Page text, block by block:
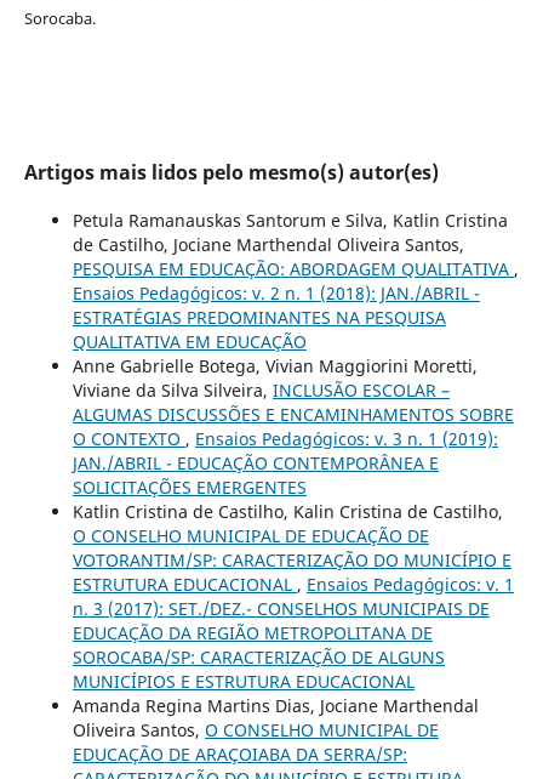
Sorocaba.
Artigos mais lidos pelo mesmo(s) autor(es)
Petula Ramanauskas Santorum e Silva, Katlin Cristina
de Castilho, Jociane Marthendal Oliveira Santos,
PESQUISA EM EDUCAÇÃO: ABORDAGEM QUALITATIVA ,
Ensaios Pedagógicos: v. 2 n. 1 (2018): JAN./ABRIL -
ESTRATÉGIAS PREDOMINANTES NA PESQUISA
QUALITATIVA EM EDUCAÇÃO
Anne Gabrielle Botega, Vivian Maggiorini Moretti,
Viviane da Silva Silveira, INCLUSÃO ESCOLAR –
ALGUMAS DISCUSSÕES E ENCAMINHAMENTOS SOBRE
O CONTEXTO , Ensaios Pedagógicos: v. 3 n. 1 (2019):
JAN./ABRIL - EDUCAÇÃO CONTEMPORÂNEA E
SOLICITAÇÕES EMERGENTES
Katlin Cristina de Castilho, Kalin Cristina de Castilho,
O CONSELHO MUNICIPAL DE EDUCAÇÃO DE
VOTORANTIM/SP: CARACTERIZAÇÃO DO MUNICÍPIO E
ESTRUTURA EDUCACIONAL , Ensaios Pedagógicos: v. 1
n. 3 (2017): SET./DEZ.- CONSELHOS MUNICIPAIS DE
EDUCAÇÃO DA REGIÃO METROPOLITANA DE
SOROCABA/SP: CARACTERIZAÇÃO DE ALGUNS
MUNICÍPIOS E ESTRUTURA EDUCACIONAL
Amanda Regina Martins Dias, Jociane Marthendal
Oliveira Santos, O CONSELHO MUNICIPAL DE
EDUCAÇÃO DE ARAÇOIABA DA SERRA/SP: